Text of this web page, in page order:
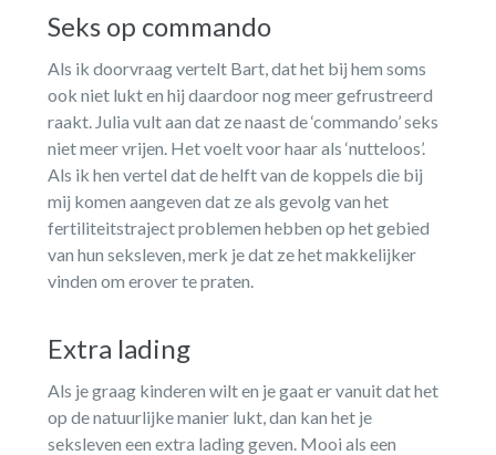
Seks op commando
Als ik doorvraag vertelt Bart, dat het bij hem soms
ook niet lukt en hij daardoor nog meer gefrustreerd
raakt. Julia vult aan dat ze naast de ‘commando’ seks
niet meer vrijen. Het voelt voor haar als ‘nutteloos’.
Als ik hen vertel dat de helft van de koppels die bij
mij komen aangeven dat ze als gevolg van het
fertiliteitstraject problemen hebben op het gebied
van hun seksleven, merk je dat ze het makkelijker
vinden om erover te praten.
Extra lading
Als je graag kinderen wilt en je gaat er vanuit dat het
op de natuurlijke manier lukt, dan kan het je
seksleven een extra lading geven. Mooi als een